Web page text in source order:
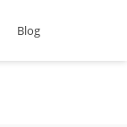
Blog